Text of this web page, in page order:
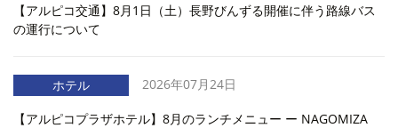
【アルピコ交通】8月1日（土）長野びんずる開催に伴う路線バス
の運行について
ホテル 2026年07月24日
【アルピコプラザホテル】8月のランチメニュー ー NAGOMIZA